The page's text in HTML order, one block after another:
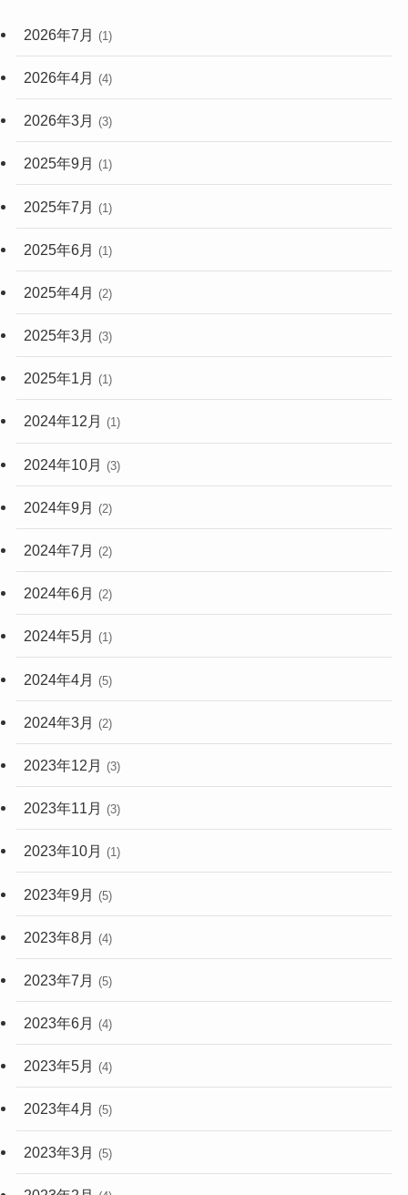
2026年7月 (1)
2026年4月 (4)
2026年3月 (3)
2025年9月 (1)
2025年7月 (1)
2025年6月 (1)
2025年4月 (2)
2025年3月 (3)
2025年1月 (1)
2024年12月 (1)
2024年10月 (3)
2024年9月 (2)
2024年7月 (2)
2024年6月 (2)
2024年5月 (1)
2024年4月 (5)
2024年3月 (2)
2023年12月 (3)
2023年11月 (3)
2023年10月 (1)
2023年9月 (5)
2023年8月 (4)
2023年7月 (5)
2023年6月 (4)
2023年5月 (4)
2023年4月 (5)
2023年3月 (5)